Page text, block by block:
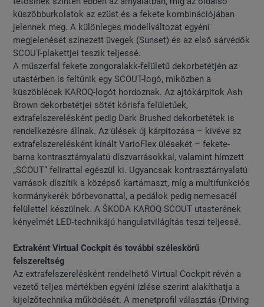
küszöbburkolatok az ezüst és a fekete kombinációjában
jelennek meg. A különleges modellváltozat egyéni
megjelenését színezett üvegek (Sunset) és az első sárvédők
SCOUT-plakettjei teszik teljessé.
A műszerfal fekete zongoralakk-felületű dekorbetétjén az
utastérben is feltűnik egy SCOUT-logó, miközben a
küszöblécek KAROQ-logót hordoznak. Az ajtókárpitok Ash
Brown dekorbetétjei sötét kőrisfa felületűek,
extrafelszerelésként pedig Dark Brushed dekorbetétek is
rendelkezésre állnak. Az ülések új kárpitozása – kivéve az
extrafelszerelésként kínált VarioFlex ülésekét – fekete-
barna kontrasztárnyalatú díszvarrásokkal, valamint hímzett
„SCOUT” felirattal egészül ki. Ugyancsak kontrasztárnyalatú
varrások díszítik a középső kartámaszt, míg a multifunkciós
kormánykerék bőrbevonattal, a pedálok pedig nemesacél
felülettel készülnek. A ŠKODA KAROQ SCOUT utasterének
kényelmét LED-technikájú hangulatvilágítás teszi teljessé.
Extraként Virtual Cockpit és további széleskörű
felszereltség
Az extrafelszerelésként rendelhető Virtual Cockpit révén a
vezető teljes mértékben egyéni ízlése szerint alakíthatja a
kijelzőtechnika működését. A menetprofil választás (Driving